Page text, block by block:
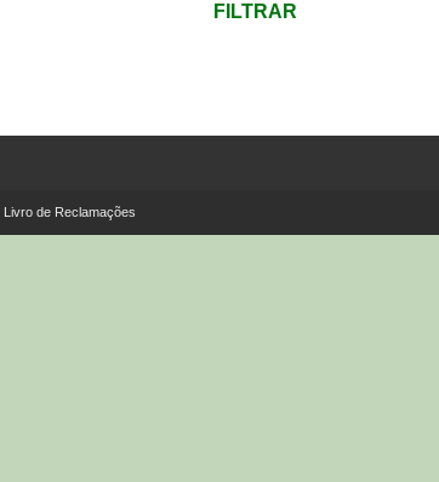
FILTRAR
Livro de Reclamações